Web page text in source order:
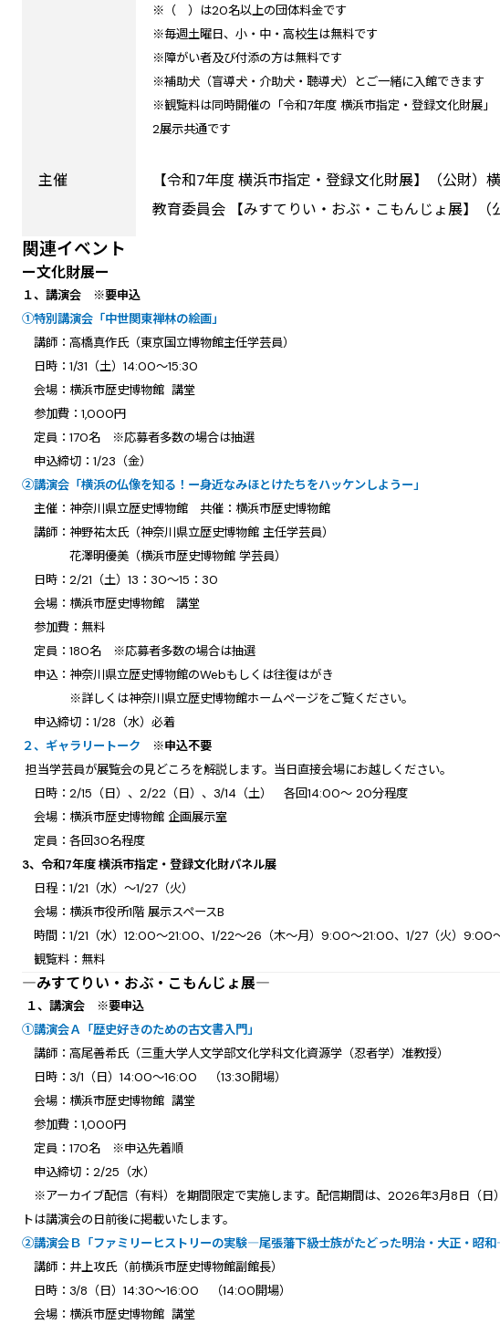
※（ ）は20名以上の団体料金です
※毎週土曜日、小・中・高校生は無料です
※障がい者及び付添の方は無料です
※補助犬（盲導犬・介助犬・聴導犬）とご一緒に入館できます
※観覧料は同時開催の「令和7年度 横浜市指定・登録文化財展
2展示共通です
主催
【令和7年度 横浜市指定・登録文化財展】（公財）
教育委員会 【みすてりい・おぶ・こもんじょ展】（
関連イベント
ー文化財展ー
１、講演会 ※要申込
①特別講演会「中世関東禅林の絵画」
講師：高橋真作氏（東京国立博物館主任学芸員）
日時：1/31（土）14:00～15:30
会場：横浜市歴史博物館 講堂
参加費：1,000円
定員：170名 ※応募者多数の場合は抽選
申込締切：1/23（金）
②講演会「横浜の仏像を知る！ー身近なみほとけたちをハッケンしようー」
主催：神奈川県立歴史博物館 共催：横浜市歴史博物館
講師：神野祐太氏（神奈川県立歴史博物館 主任学芸員）
花澤明優美（横浜市歴史博物館 学芸員）
日時：2/21（土）13：30～15：30
会場：横浜市歴史博物館 講堂
参加費：無料
定員：180名 ※応募者多数の場合は抽選
申込：神奈川県立歴史博物館のWebもしくは往復はがき
※詳しくは神奈川県立歴史博物館ホームページをご覧ください。
申込締切：1/28（水）必着
２、ギャラリートーク ※申込不要
担当学芸員が展覧会の見どころを解説します。当日直接会場にお越しください。
日時：2/15（日）、2/22（日）、3/14（土） 各回14:00～ 20分程度
会場：横浜市歴史博物館 企画展示室
定員：各回30名程度
3、令和7年度 横浜市指定・登録文化財パネル展
日程：1/21（水）～1/27（火）
会場：横浜市役所1階 展示スペースB
時間：1/21（水）12:00～21:00、1/22～26（木～月）9:00～21:00、1/27（火）9:00
観覧料：無料
―みすてりい・おぶ・こもんじょ展―
１、講演会
※要申込
①講演会Ａ「歴史好きのための古文書入門」
講師：高尾善希氏（三重大学人文学部文化学科文化資源学（忍者学）准教授）
日時：3/1（日）14:00～16:00 （13:30開場）
会場：横浜市歴史博物館 講堂
参加費：1,000円
定員：170名 ※申込先着順
申込締切：2/25（水）
※アーカイブ配信（有料）を期間限定で実施します。配信期間は、2026年3月8日（日
トは講演会の日前後に掲載いたします。
②講演会Ｂ「ファミリーヒストリーの実験―尾張藩下級士族がたどった明治・大正・昭和
講師：井上攻氏（前横浜市歴史博物館副館長）
日時：3/8（日）14:30～16:00 （14:00開場）
会場：横浜市歴史博物館 講堂